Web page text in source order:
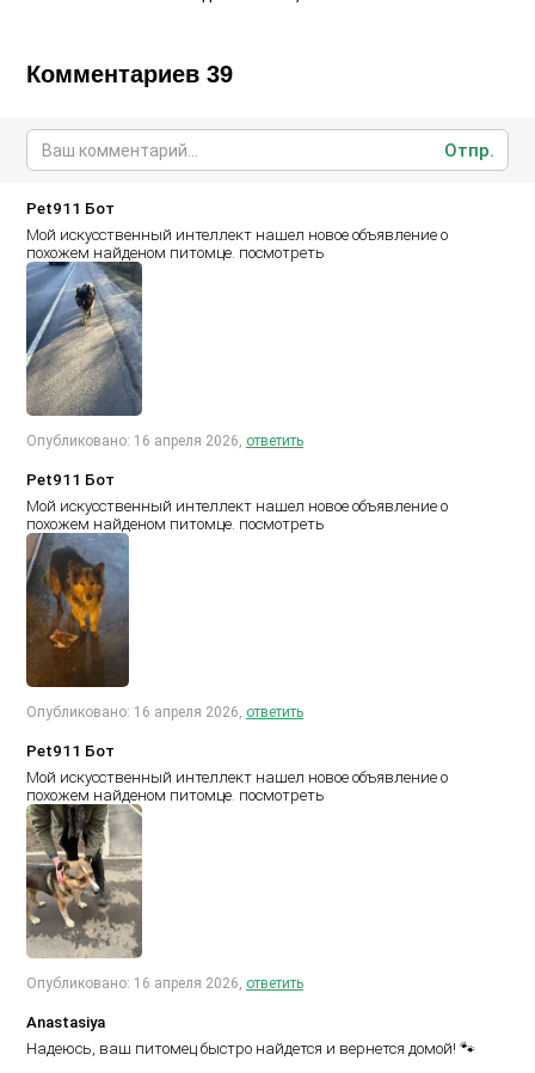
Комментариев 39
Отпр.
Pet911 Бот
Мой искусственный интеллект нашел новое объявление о
похожем найденом питомце. посмотреть
Опубликовано: 16 апреля 2026, ответить
Pet911 Бот
Мой искусственный интеллект нашел новое объявление о
похожем найденом питомце. посмотреть
Опубликовано: 16 апреля 2026, ответить
Pet911 Бот
Мой искусственный интеллект нашел новое объявление о
похожем найденом питомце. посмотреть
Опубликовано: 16 апреля 2026, ответить
Anastasiya
Надеюсь, ваш питомец быстро найдется и вернется домой! 🐾